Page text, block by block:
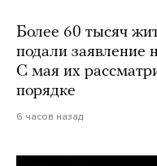
Более 60 тысяч
подали заявление
С мая их
порядке
6 часов назад